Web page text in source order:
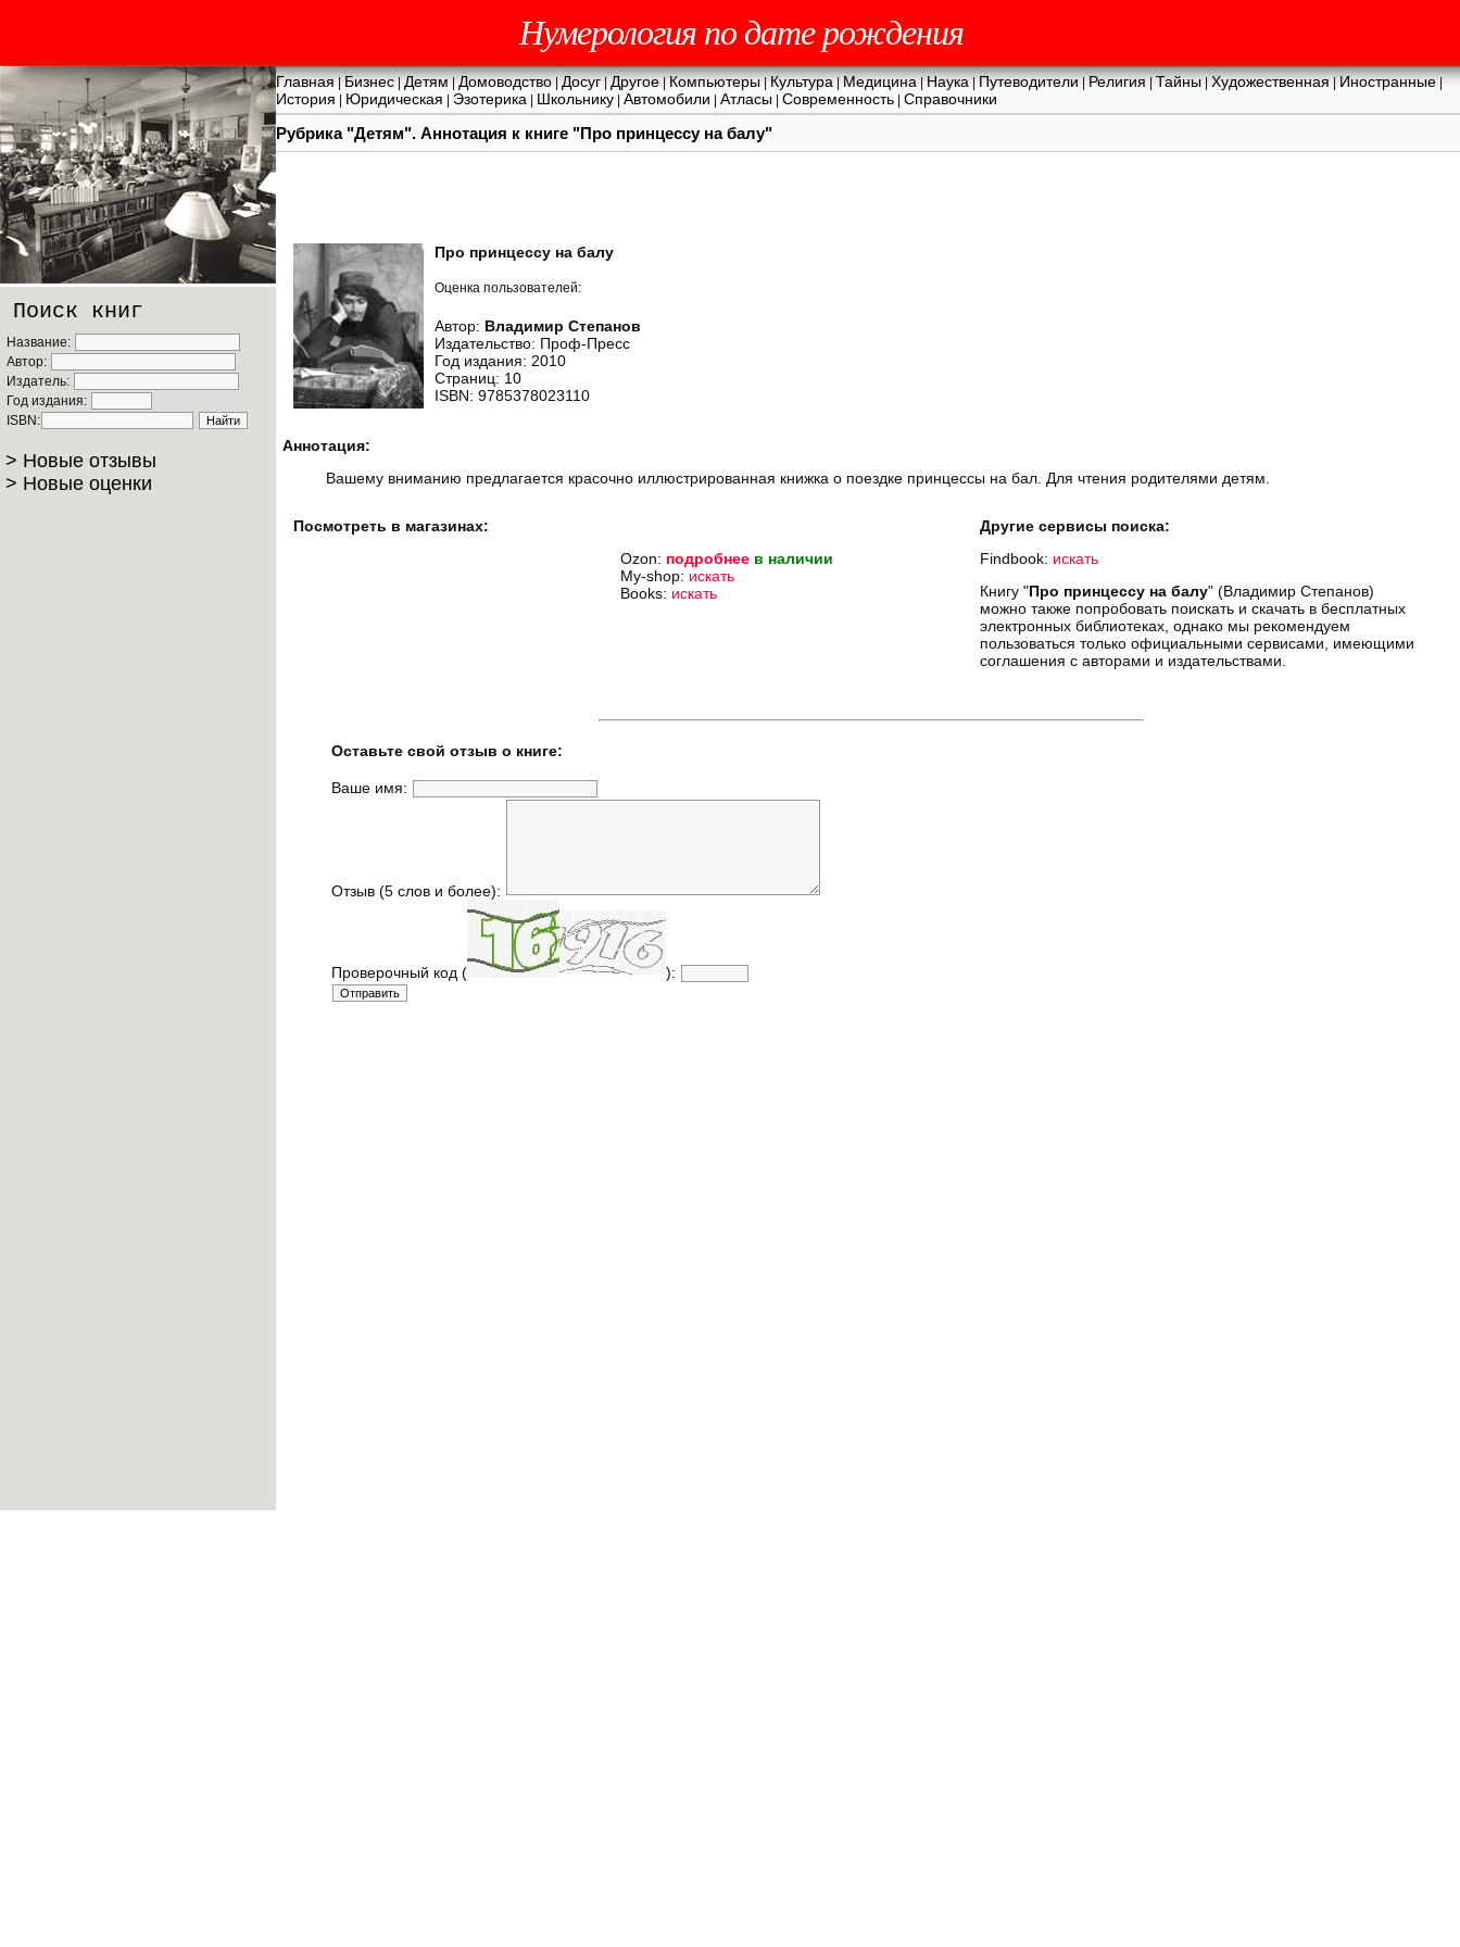
Нумерология по дате рождения
Главная|Бизнес|Детям|Домоводство|Досуг|Другое|Компьютеры|Культура|Медицина|Наука|Путеводители|Религия|Тайны|Художественная|Иностранные|
История Юридическая Эзотерика Школьнику Автомобили Атласы Современность Справочники
Рубрика "Детям". Аннотация к книге "Про принцессу на балу"
Поиск книг
Название:
Автор:
Издатель:
Год издания:
ISBN:
> Новые отзывы
> Новые оценки
Про принцессу на балу
Оценка пользователей:
Автор: Владимир Степанов
Издательство: Проф-Пресс
Год издания: 2010
Страниц: 10
ISBN: 9785378023110
Аннотация:
Вашему вниманию предлагается красочно иллюстрированная книжка о поездке принцессы на бал. Для чтения родителями детям.
Посмотреть в магазинах:
Ozon: подробнее в наличии
My-shop: искать
Books: искать
Другие сервисы поиска:
Findbook: искать
Книгу "Про принцессу на балу" (Владимир Степанов)
можно также попробовать поискать и скачать в бесплатных
электронных библиотеках, однако мы рекомендуем
пользоваться только официальными сервисами, имеющими
соглашения с авторами и издательствами.
Оставьте свой отзыв о книге:
Ваше имя:
Отзыв (5 слов и более):
Проверочный код ( ):